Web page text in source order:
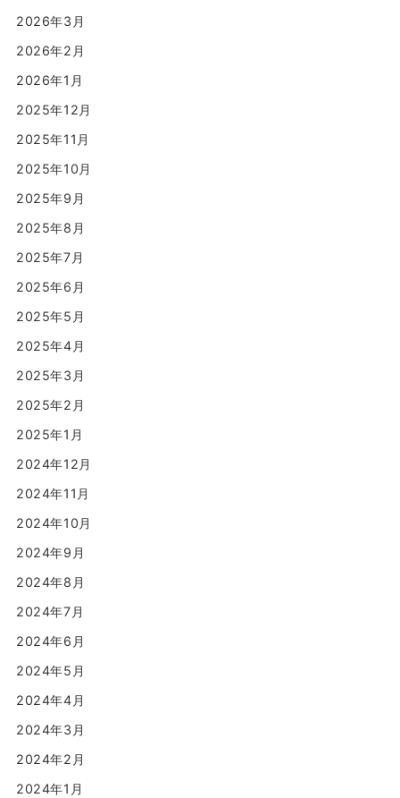
2026年3月
2026年2月
2026年1月
2025年12月
2025年11月
2025年10月
2025年9月
2025年8月
2025年7月
2025年6月
2025年5月
2025年4月
2025年3月
2025年2月
2025年1月
2024年12月
2024年11月
2024年10月
2024年9月
2024年8月
2024年7月
2024年6月
2024年5月
2024年4月
2024年3月
2024年2月
2024年1月